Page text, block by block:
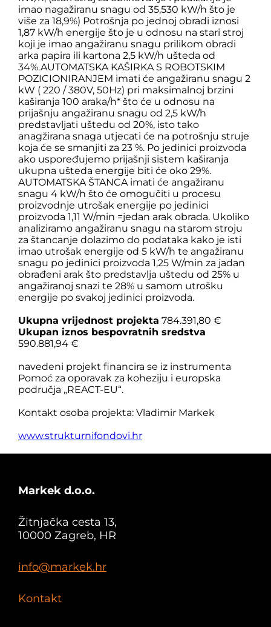
imao nagažiranu snagu od 35,530 kW/h što je
više za 18,9%) Potrošnja po jednoj obradi iznosi
1,87 kW/h energije što je u odnosu na stari stroj
koji je imao angažiranu snagu prilikom obradi
arka papira ili kartona 2,5 kW/h ušteda od
34%.AUTOMATSKA KAŠIRKA S ROBOTSKIM
POZICIONIRANJEM imati će angažiranu snagu 2
kW ( 220 / 380V, 50Hz) pri maksimalnoj brzini
kaširanja 100 araka/h* što će u odnosu na
prijašnju angažiranu snagu od 2,5 kW/h
predstavljati uštedu od 20%, isto tako
anagžirana snaga utjecati će na potrošnju struje
koja će se smanjiti za 23 %. Po jedinici proizvoda
ako uspoređujemo prijašnji sistem kaširanja
ukupna ušteda energije biti će oko 29%.
AUTOMATSKA ŠTANCA imati će angažiranu
snagu 4 kW/h što će omogučiti u procesu
proizvodnje utrošak energije po jedinici
proizvoda 1,11 W/min =jedan arak obrada. Ukoliko
analiziramo angažiranu snagu na starom stroju
za štancanje dolazimo do podataka kako je isti
imao utrošak energije od 5 kW/h te angažiranu
snagu po jedinici proizvoda 1,25 W/min za jadan
obrađeni arak što predstavlja uštedu od 25% u
angažiranoj snazi te 28% u samom utrošku
energije po svakoj jedinici proizvoda.
Ukupna vrijednost projekta 784.391,80 €
Ukupan iznos bespovratnih sredstva
590.881,94 €
navedeni projekt financira se iz instrumenta
Pomoć za oporavak za koheziju i europska
područja „REACT-EU“.
Kontakt osoba projekta: Vladimir Markek
www.strukturnifondovi.hr
Markek d.o.o.
Žitnjačka cesta 13,
10000 Zagreb, HR
info@markek.hr
Kontakt